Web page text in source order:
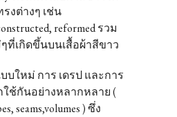
งต่างๆ เช่น
reformed รวม
ที่เกิดขึ้นบนเสื้อผ้าสีขาว
บใหม่ การ เดรป และการ
ใช้กันอย่างหลากหลาย (
seams,volumes ) ซึ่ง